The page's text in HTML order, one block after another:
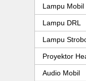
Lampu Mobil
Lampu DRL
Lampu
Proyektor
Audio Mobil